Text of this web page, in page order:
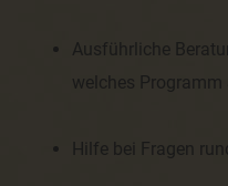
Ausführliche
welches Programm
Hilfe bei Fragen
Vorschriften gesperrt oder
Rechte der betroffenen
a) Recht auf Bestätigung